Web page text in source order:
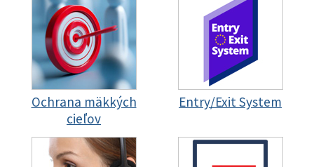
Ochrana mäkkých
cieľov
Entry/Exit System